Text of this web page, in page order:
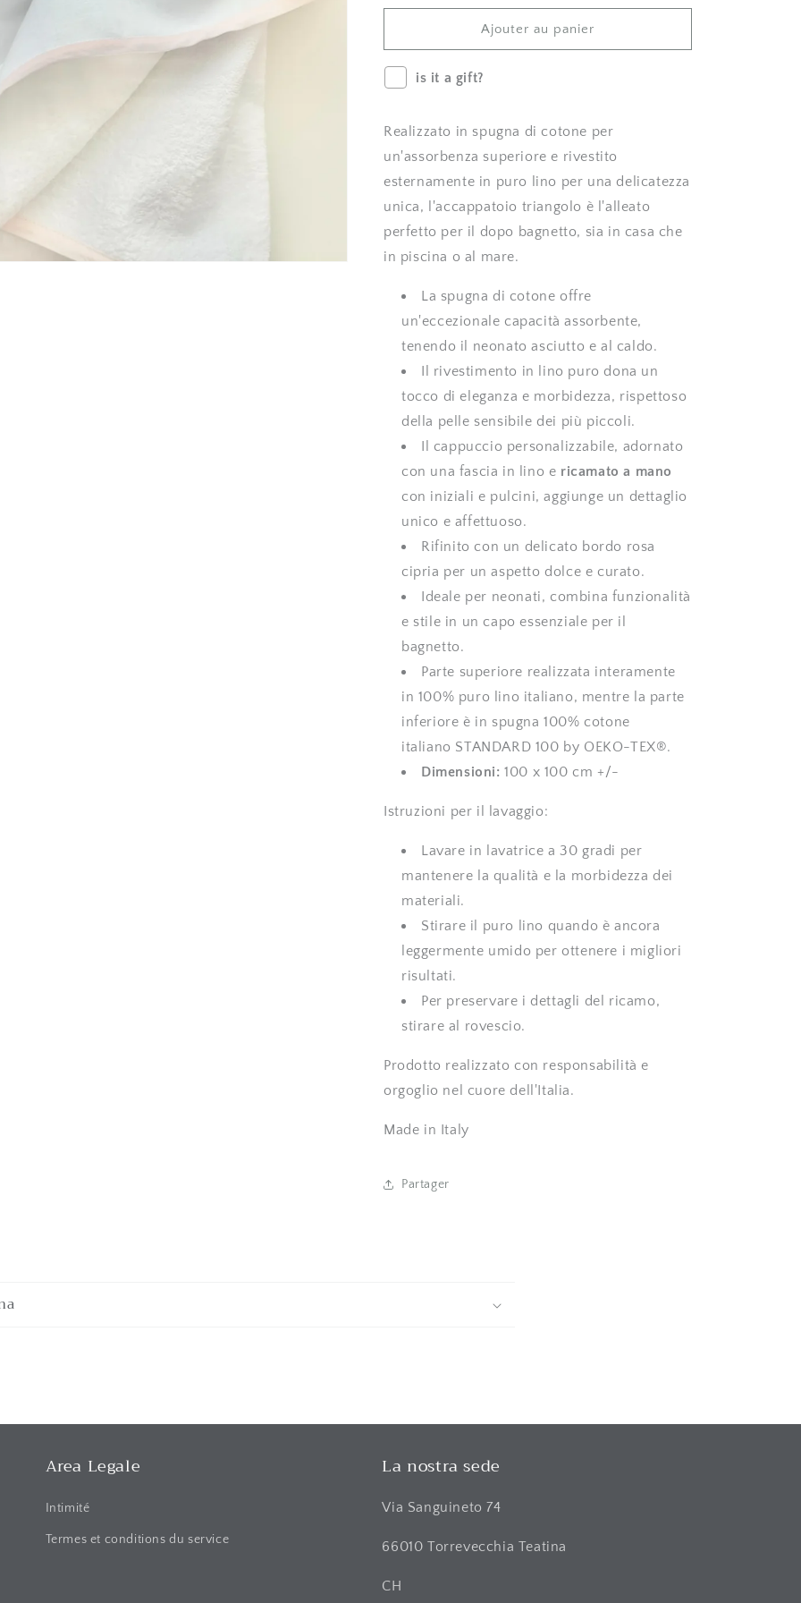
a
ricamo
a
a
triangolo
di
ricamo
a
pulcini
Ajouter au panier
is it a gift?
Realizzato in spugna di cotone per
un'assorbenza superiore e rivestito
esternamente in puro lino per una delicatezza
unica, l'accappatoio triangolo è l'alleato
perfetto per il dopo bagnetto, sia in casa che
in piscina o al mare.
La spugna di cotone offre
un'eccezionale capacità assorbente,
tenendo il neonato asciutto e al caldo.
Il rivestimento in lino puro dona un
tocco di eleganza e morbidezza, rispettoso
della pelle sensibile dei più piccoli.
Il cappuccio personalizzabile, adornato
con una fascia in lino e ricamato a mano
con iniziali e pulcini, aggiunge un dettaglio
unico e affettuoso.
Rifinito con un delicato bordo rosa
cipria per un aspetto dolce e curato.
Ideale per neonati, combina funzionalità
e stile in un capo essenziale per il
bagnetto.
Parte superiore realizzata interamente
in 100% puro lino italiano, mentre la parte
inferiore è in spugna 100% cotone
italiano STANDARD 100 by OEKO-TEX®.
Dimensioni: 100 x 100 cm +/-
Istruzioni per il lavaggio:
Lavare in lavatrice a 30 gradi per
mantenere la qualità e la morbidezza dei
materiali.
Stirare il puro lino quando è ancora
leggermente umido per ottenere i migliori
risultati.
Per preservare i dettagli del ricamo,
stirare al rovescio.
Prodotto realizzato con responsabilità e
orgoglio nel cuore dell'Italia.
Made in Italy
Partager
Area Legale
Intimité
Termes et conditions du service
La nostra sede
Via Sanguineto 74
66010 Torrevecchia Teatina
CH